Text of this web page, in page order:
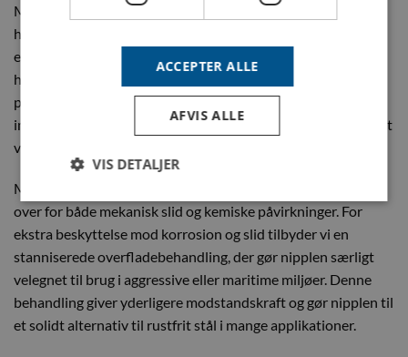
Med BSP 3/8″ udvendigt gevind giver nipplen en enkel og
hurtig installation, hvilket sikrer effektiv integration i
eksisterende systemer. Den reducerer nedetid og sikrer
hurtigt opstart af systemet, hvilket gør den ideel til
professionelle, der har brug for pålidelige og hurtigt
implementerbare løsninger. Denne nippel er derfor et perfekt
valg til mange industrielle behov.
Messingkonstruktionen gør denne nippel modstandsdygtig
over for både mekanisk slid og kemiske påvirkninger. For
ekstra beskyttelse mod korrosion og slid tilbyder vi en
stanniserede overfladebehandling, der gør nipplen særligt
velegnet til brug i aggressive eller maritime miljøer. Denne
behandling giver yderligere modstandskraft og gør nipplen til
et solidt alternativ til rustfrit stål i mange applikationer.
ACCEPTER ALLE
AFVIS ALLE
VIS DETALJER